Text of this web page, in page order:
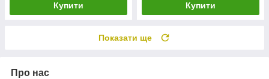
Купити Купити
Показати ще
Про нас